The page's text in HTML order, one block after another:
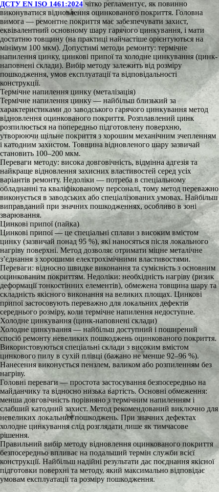
ДСТУ EN ISO 1461:2024 чітко регламентує, як повинно
виконуватися відновлення оцинкованого покриття. Головна
вимога — ремонтне покриття має забезпечувати захист,
еквівалентний основному шару гарячого цинкування, і мати
достатню товщину (на практиці найчастіше орієнтуються на
мінімум 100 мкм). Допустимі методи ремонту: термічне
напилення цинку, цинкові припої та холодне цинкування (цинк-
наповнені склади). Вибір методу залежить від розміру
пошкодження, умов експлуатації та відповідальності
конструкції.
Термічне напилення цинку (металізація)
Термічне напилення цинку — найбільш близький за
характеристиками до заводського гарячого цинкування метод
відновлення оцинкованого покриття. Розплавлений цинк
розпилюється на попередньо підготовлену поверхню,
утворюючи щільне покриття з хорошим механічним зчепленням
і катодним захистом. Товщина відновленого шару зазвичай
становить 100–200 мкм.
Переваги методу: висока довговічність, відмінна адгезія та
найкраще відновлення захисних властивостей серед усіх
варіантів ремонту. Недоліки — потреба в спеціальному
обладнанні та кваліфікованому персоналі, тому метод переважно
виконується в заводських або спеціалізованих умовах. Найбільш
виправданий при значних пошкодженнях, особливо в зоні
зварювання.
Цинкові припої (пайка)
Цинкові припої — це спеціальні сплави з високим вмістом
цинку (зазвичай понад 95 %), які наносяться після локального
нагріву поверхні. Метод дозволяє отримати міцне металічне
з’єднання з хорошими електрохімічними властивостями.
Переваги: відносно швидке виконання та сумісність з основним
оцинкованим покриттям. Недоліки: необхідність нагріву (ризик
деформації тонкостінних елементів), обмежена товщина шару та
складність якісного виконання на великих площах. Цинкові
припої застосовують переважно для локальних дефектів
середнього розміру, коли термічне напилення недоступне.
Холодне цинкування (цинк-наповнені склади)
Холодне цинкування — найбільш доступний і поширений
спосіб ремонту невеликих пошкоджень оцинкованого покриття.
Використовуються спеціальні склади з високим вмістом
цинкового пилу в сухій плівці (бажано не менше 92–96 %).
Нанесення виконується пензлем, валиком або розпиленням без
нагріву.
Головні переваги — простота застосування безпосередньо на
майданчику та відносно низька вартість. Основні обмеження:
менша довговічність порівняно з термічним напиленням і
слабший катодний захист. Метод рекомендований виключно для
невеликих локальних пошкоджень. При значних дефектах
холодне цинкування слід розглядати лише як тимчасове
рішення.
Правильний вибір методу відновлення оцинкованого покриття
безпосередньо впливає на подальший термін служби всієї
конструкції. Найбільш надійні результати дає поєднання якісної
підготовки поверхні та методу, який максимально відповідає
умовам експлуатації та розміру пошкодження.